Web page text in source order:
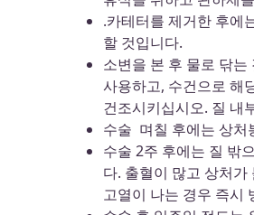
.카테터를 제거한 후에
할 것입니다.
소변을 본 후 물로 닦
사용하고, 수건으로 해
건조시키십시오. 질 내
수술 며칠 후에는 상처
수술 2주 후에는 질 밖
다. 출혈이 많고 상처가
고열이 나는 경우 즉시